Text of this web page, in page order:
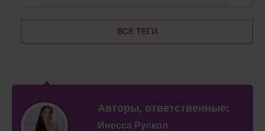
ВСЕ ТЕГИ
Авторы, ответственные:
Инесса Рускол